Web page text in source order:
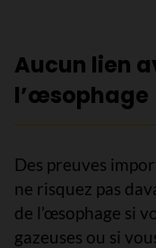
Aucun lien
l’œsophage
Des preuves
ne risquez pas
de l’œsophage si
gazeuses ou si